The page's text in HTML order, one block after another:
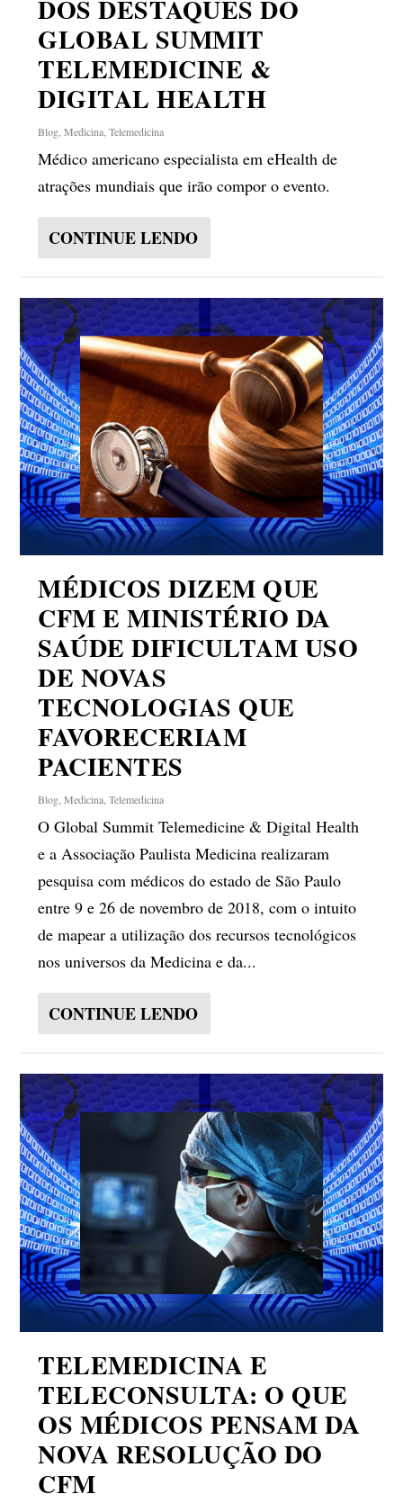
DOS DESTAQUES DO
GLOBAL SUMMIT
TELEMEDICINE &
DIGITAL HEALTH
Blog ,Medicina ,Telemedicina
Médico americano especialista em eHealth de
atrações mundiais que irão compor o evento.
CONTINUE LENDO
MÉDICOS DIZEM QUE
CFM E MINISTÉRIO DA
SAÚDE DIFICULTAM USO
DE NOVAS
TECNOLOGIAS QUE
FAVORECERIAM
PACIENTES
Blog ,Medicina ,Telemedicina
O Global Summit Telemedicine & Digital Health
e a Associação Paulista Medicina realizaram
pesquisa com médicos do estado de São Paulo
entre 9 e 26 de novembro de 2018, com o intuito
de mapear a utilização dos recursos tecnológicos
nos universos da Medicina e da...
CONTINUE LENDO
TELEMEDICINA E
TELECONSULTA: O QUE
OS MÉDICOS PENSAM DA
NOVA RESOLUÇÃO DO
CFM